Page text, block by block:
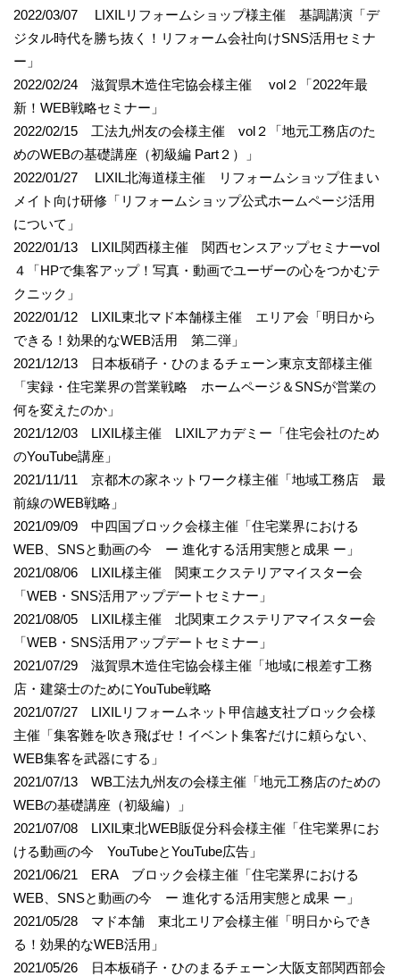
2022/03/07 LIXILリフォームショップ様主催 基調講演「デ
ジタル時代を勝ち抜く！リフォーム会社向けSNS活用セミナ
ー」
2022/02/24 滋賀県木造住宅協会様主催 vol２「2022年最
新！WEB戦略セミナー」
2022/02/15 工法九州友の会様主催 vol２「地元工務店のた
めのWEBの基礎講座（初級編 Part２）」
2022/01/27 LIXIL北海道様主催 リフォームショップ住まい
メイト向け研修「リフォームショップ公式ホームページ活用
について」
2022/01/13 LIXIL関西様主催 関西センスアップセミナーvol
４「HPで集客アップ！写真・動画でユーザーの心をつかむテ
クニック」
2022/01/12 LIXIL東北マド本舗様主催 エリア会「明日から
できる！効果的なWEB活用 第二弾」
2021/12/13 日本板硝子・ひのまるチェーン東京支部様主催
「実録・住宅業界の営業戦略 ホームページ＆SNSが営業の
何を変えたのか」
2021/12/03 LIXIL様主催 LIXILアカデミー「住宅会社のため
のYouTube講座」
2021/11/11 京都木の家ネットワーク様主催「地域工務店 最
前線のWEB戦略」
2021/09/09 中四国ブロック会様主催「住宅業界における
WEB、SNSと動画の今 ー 進化する活用実態と成果 ー」
2021/08/06 LIXIL様主催 関東エクステリアマイスター会
「WEB・SNS活用アップデートセミナー」
2021/08/05 LIXIL様主催 北関東エクステリアマイスター会
「WEB・SNS活用アップデートセミナー」
2021/07/29 滋賀県木造住宅協会様主催「地域に根差す工務
店・建築士のためにYouTube戦略
2021/07/27 LIXILリフォームネット甲信越支社ブロック会様
主催「集客難を吹き飛ばせ！イベント集客だけに頼らない、
WEB集客を武器にする」
2021/07/13 WB工法九州友の会様主催「地元工務店のための
WEBの基礎講座（初級編）」
2021/07/08 LIXIL東北WEB販促分科会様主催「住宅業界にお
ける動画の今 YouTubeとYouTube広告」
2021/06/21 ERA ブロック会様主催「住宅業界における
WEB、SNSと動画の今 ー 進化する活用実態と成果 ー」
2021/05/28 マド本舗 東北エリア会様主催「明日からでき
る！効果的なWEB活用」
2021/05/26 日本板硝子・ひのまるチェーン大阪支部関西部会